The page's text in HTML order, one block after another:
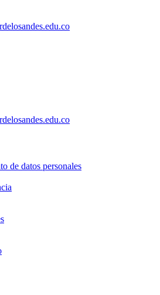
de datos personales